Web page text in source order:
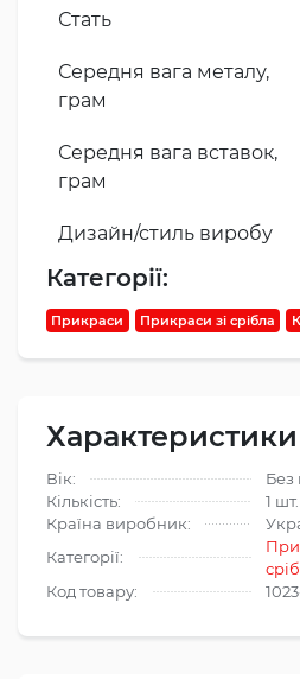
Стать
Середня вага металу,
грам
Середня вага вставок,
грам
Дизайн/стиль виробу
Категорії:
Прикраси Прикраси зі срібла
Характеристики
Вік:
Без
Кількість:
1 шт.
Країна виробник:
Категорії:
Код товару: